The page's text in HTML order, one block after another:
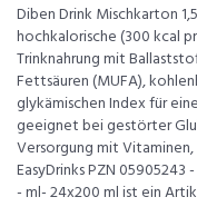
Diben Drink Mischkarton
hochkalorische (300 kcal
Trinknahrung mit
Fettsäuren (MUFA),
glykämischen Index für
geeignet bei gestörter
Versorgung mit
EasyDrinks PZN 05905243
- ml- 24x200 ml ist ein